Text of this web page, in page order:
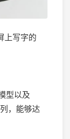
上写字的
型以及
，能够达